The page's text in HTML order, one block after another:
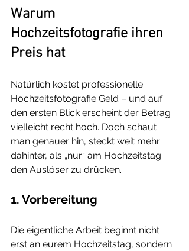
Warum
Hochzeitsfotografie ihren
Preis hat
Natürlich kostet professionelle
Hochzeitsfotografie Geld – und auf
den ersten Blick erscheint der Betrag
vielleicht recht hoch. Doch schaut
man genauer hin, steckt weit mehr
dahinter, als „nur“ am Hochzeitstag
den Auslöser zu drücken.
1. Vorbereitung
Die eigentliche Arbeit beginnt nicht
erst an eurem Hochzeitstag, sondern